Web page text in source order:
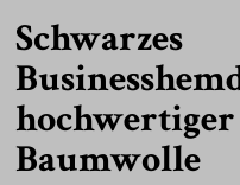
Baumwolle